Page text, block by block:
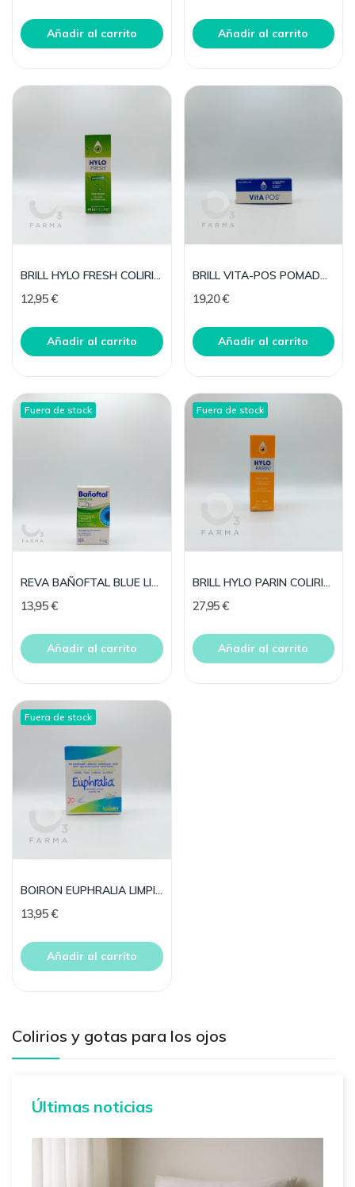
Colirios y gotas para los ojos
Últimas noticias
Añadir al carrito Añadir al carrito
BRILL HYLO FRESH COLIRIO LUBRICANTE 10 ML
12,95 €
Añadir al carrito
BRILL VITA-POS POMADA OFTALMICA 5 G
19,20 €
Añadir al carrito
Fuera de stock
REVA BAÑOFTAL BLUE LIGHT PROTEC 10 ML MULTIDOSIS
13,95 €
Añadir al carrito
Fuera de stock
BRILL HYLO PARIN COLIRIO 10 ML
27,95 €
Añadir al carrito
Fuera de stock
BOIRON EUPHRALIA LIMPIADOR OCULAR 20 MONO
13,95 €
Añadir al carrito